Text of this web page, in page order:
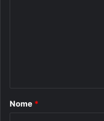
r
Nome *